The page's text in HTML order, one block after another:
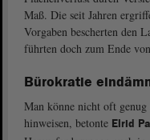
Maß. Die seit Jahren
Vorgaben bescherten den
führten doch zum Ende
Bürokratie
Man könne nicht oft
hinweisen, betonte Elrid